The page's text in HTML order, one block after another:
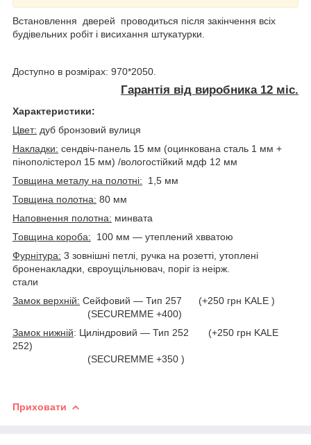
Встановлення дверей проводиться після закінчення всіх
будівельних робіт і висихання штукатурки.
Доступно в розмірах: 970*2050.
Гарантія від виробника 12 міс.
Характеристики:
Цвет: дуб бронзовий вулиця
Накладки: сендвіч-панель 15 мм (оцинкована сталь 1 мм +
пінополістерол 15 мм) /вологостійкий мдф 12 мм
Товщина металу на полотні: 1,5 мм
Товщина полотна: 80 мм
Наповнення полотна: минвата
Товщина короба: 100 мм — утеплений хвватою
Фурнітура: 3 зовнішні петлі, ручка на розетті, утоплені
броненакладки, євроущільнювач, поріг із неірж.
стали
Замок верхній: Сейфовий — Тип 257 (+250 грн KALE )
(SECUREMME +400)
Замок нижній: Циліндровий — Тип 252 (+250 грн KALE
252)
(SECUREMME +350 )
Приховати